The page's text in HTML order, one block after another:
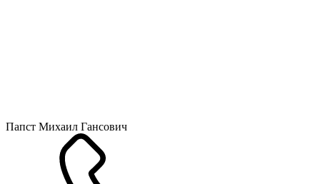
Папст Михаил Гансович